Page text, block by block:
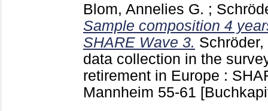
Blom, Annelies G. ;
Sample composition 4
SHARE Wave 3.
data collection in the
retirement in Europe :
Mannheim 55-61